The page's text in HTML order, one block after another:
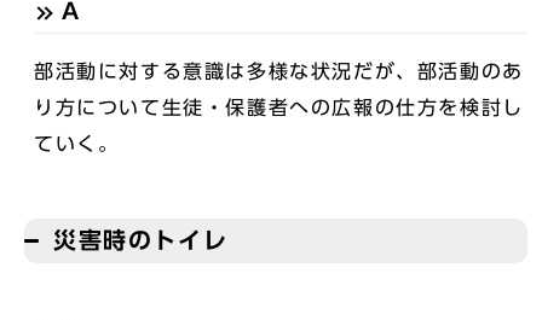
A
部活動に対する意識は多様な状況だが、部活動のあ
り方について生徒・保護者への広報の仕方を検討し
ていく。
災害時のトイレ